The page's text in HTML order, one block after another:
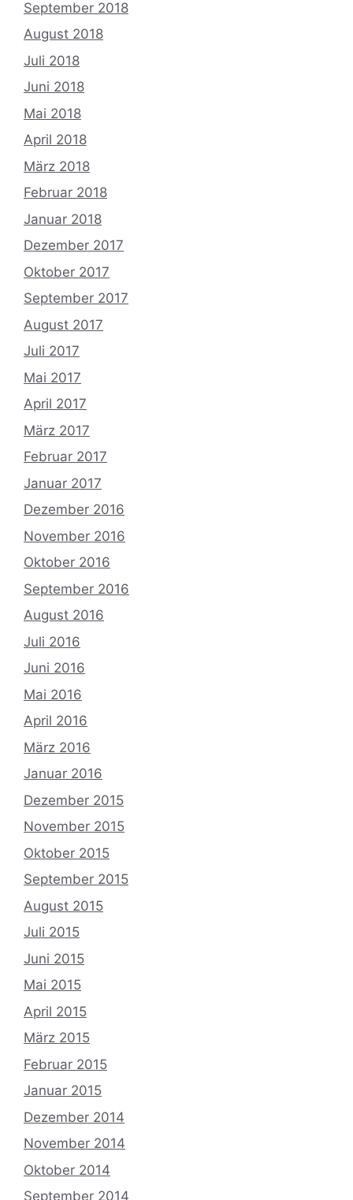
September 2018
August 2018
Juli 2018
Juni 2018
Mai 2018
April 2018
März 2018
Februar 2018
Januar 2018
Dezember 2017
Oktober 2017
September 2017
August 2017
Juli 2017
Mai 2017
April 2017
März 2017
Februar 2017
Januar 2017
Dezember 2016
November 2016
Oktober 2016
September 2016
August 2016
Juli 2016
Juni 2016
Mai 2016
April 2016
März 2016
Januar 2016
Dezember 2015
November 2015
Oktober 2015
September 2015
August 2015
Juli 2015
Juni 2015
Mai 2015
April 2015
März 2015
Februar 2015
Januar 2015
Dezember 2014
November 2014
Oktober 2014
September 2014